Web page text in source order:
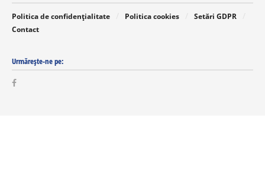
Politica de confidențialitate Politica cookies
Setări GDPR
Contact
Urmărește-ne pe: